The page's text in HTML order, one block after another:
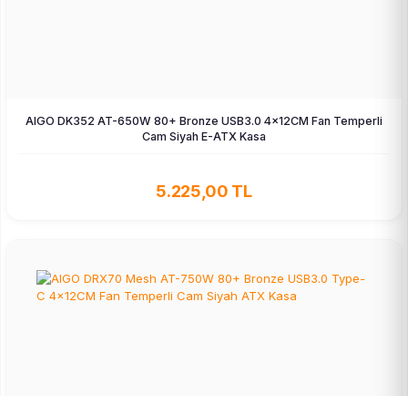
AIGO DK352 AT-650W 80+ Bronze USB3.0 4×12CM Fan Temperli
Cam Siyah E-ATX Kasa
5.225,00 TL